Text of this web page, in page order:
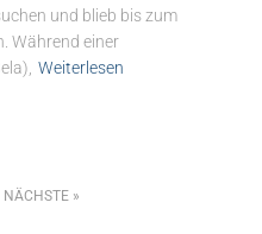
und blieb bis zum
Während einer
Weiterlesen
NÄCHSTE